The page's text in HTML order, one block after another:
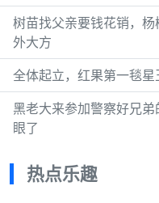
树苗找父亲要钱花销，
外大方
全体起立，红果第一毯星
黑老大来参加警察好兄
眼了
热点乐趣